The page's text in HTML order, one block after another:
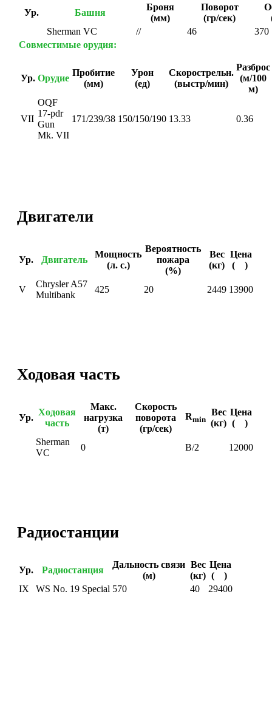
Ур. Башня
Броня
(мм)
Поворот
(гр/сек)
Sherman VC
// 46
370
Совместимые орудия:
Ур. Орудие
Пробитие
(мм)
Урон
(ед)
Скорострельн.
(выстр/мин)
Разброс
(м/100
м)
VII
OQF
17-pdr
Gun
Mk. VII
171/239/38 150/150/190 13.33 0.36
Двигатели
Ур. Двигатель
Мощность
(л. с.)
Вероятность
пожара
(%)
Вес
(кг)
Цена
(
)
V
Chrysler A57
Multibank
425 20 2449 13900
Ходовая часть
Ур.
Ходовая
часть
Макс.
нагрузка
(т)
Скорость
поворота
(гр/сек)
Rmin
Вес
(кг)
Цена
(
)
Sherman
VC
0 B/2 12000
Радиостанции
Ур. Радиостанция
Дальность связи
(м)
Вес
(кг)
Цена
(
)
IX
WS No. 19 Special 570 40 29400